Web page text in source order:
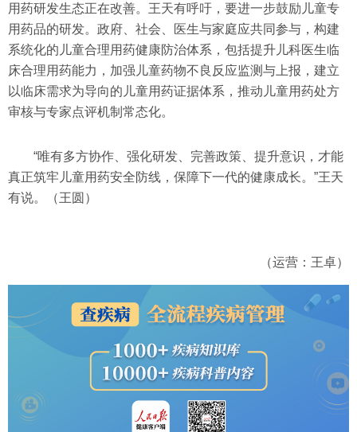
用药研发生态正在改善。王天有呼吁，要进一步鼓励儿童专
用药品的研发。政府、社会、医生与家庭应共同参与，构建
系统化的儿童合理用药健康防治体系，包括提升儿科医生临
床合理用药能力，加强儿童药物不良反应监测与上报，建立
以临床需求为导向的儿童用药证据体系，推动儿童用药处方
审核与专家点评机制常态化。
“唯有多方协作、强化研发、完善政策、提升意识，才能
真正筑牢儿童用药安全防线，保障下一代的健康成长。”王天
有说。（王圆）
（运营：王卓）